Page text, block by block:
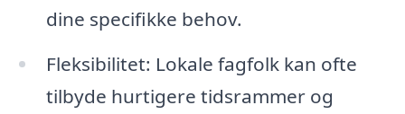
dine specifikke behov.
Fleksibilitet: Lokale fagfolk kan ofte
tilbyde hurtigere tidsrammer og